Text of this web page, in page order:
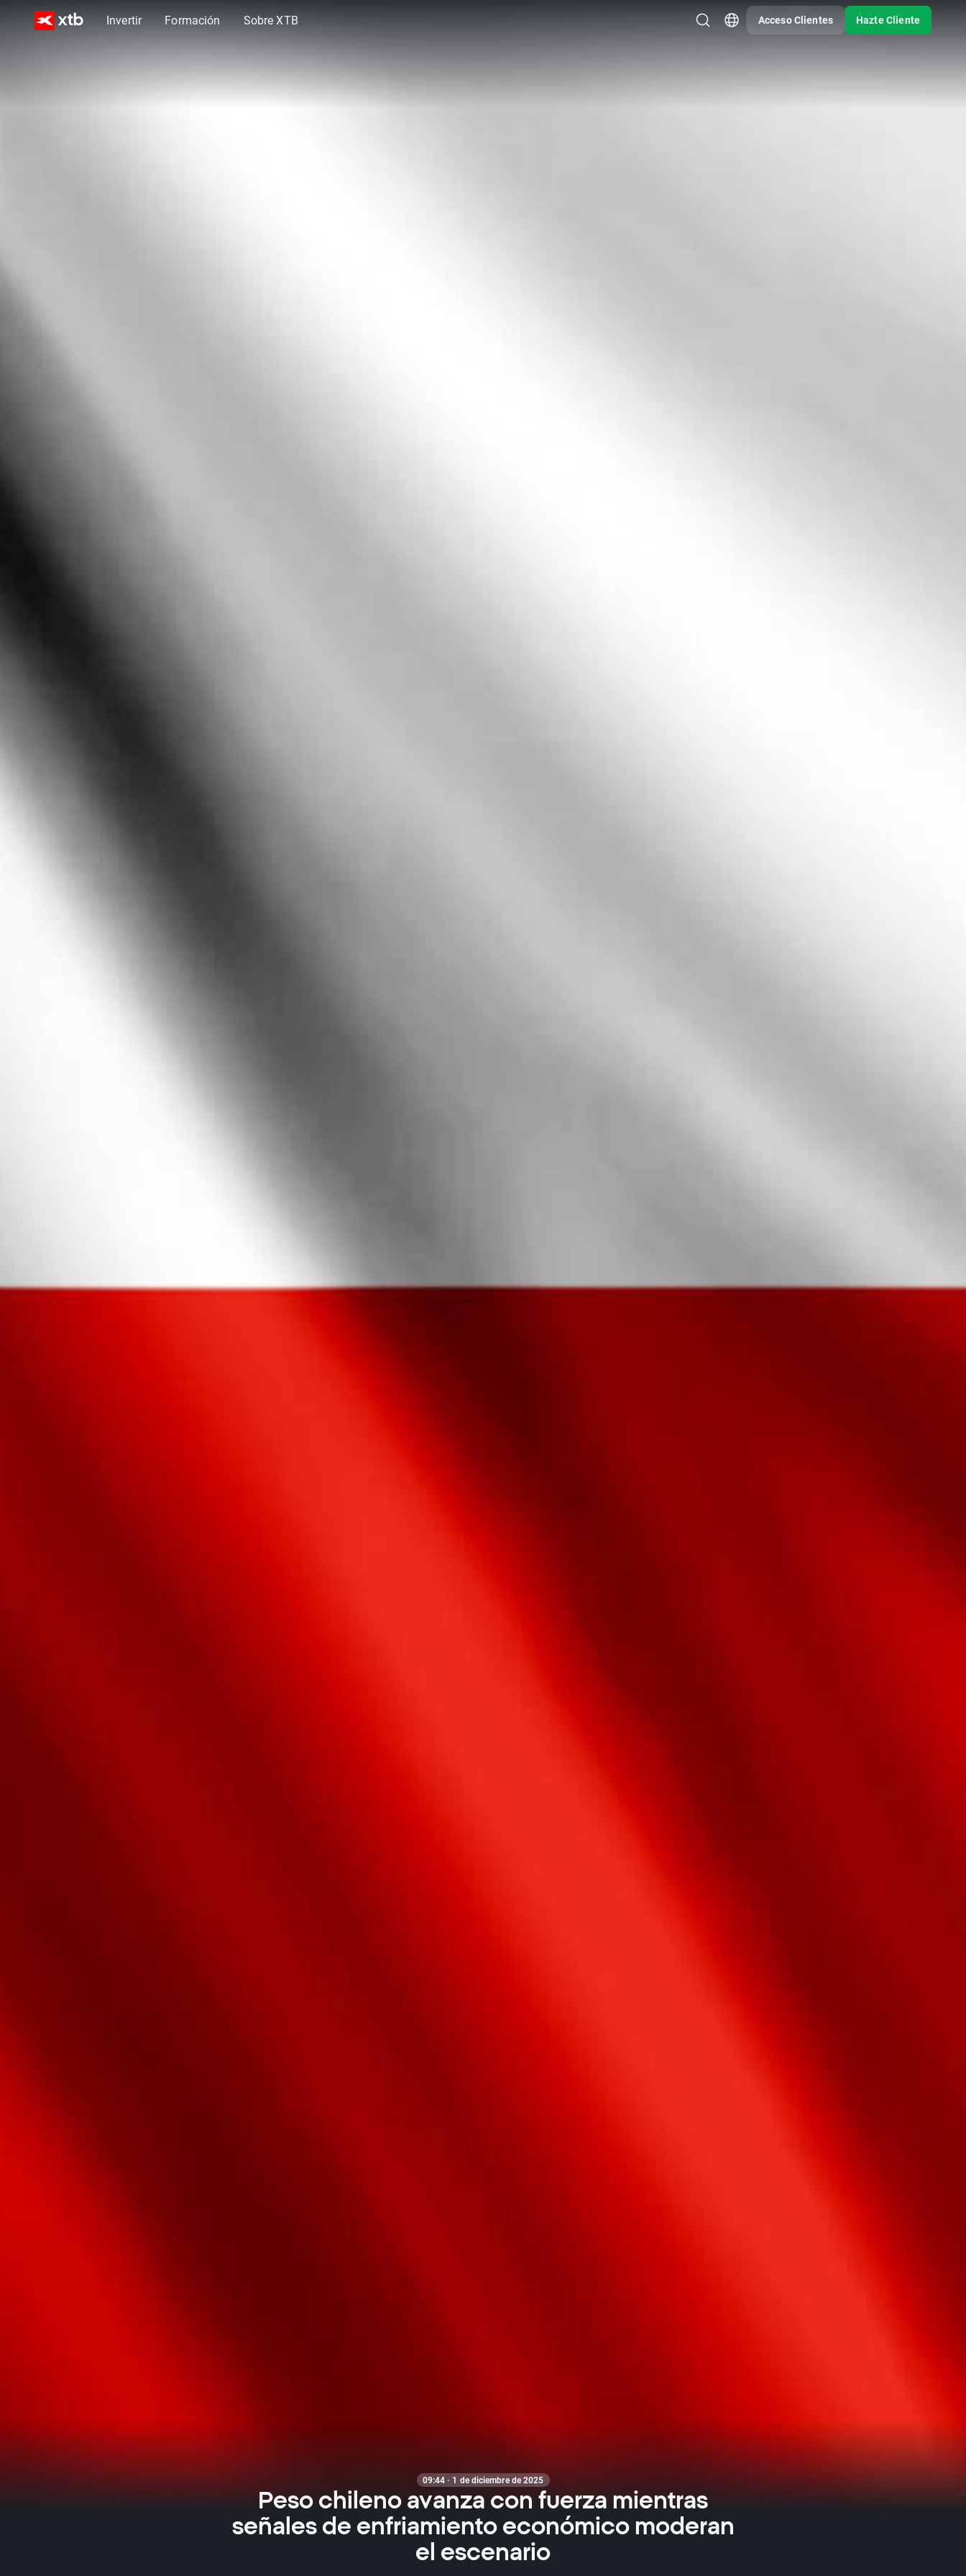
Invertir Formación Sobre XTB Acceso Clientes Hazte Cliente
09:44 · 1 de diciembre de 2025
Peso chileno avanza con fuerza mientras
señales de enfriamiento económico moderan
el escenario